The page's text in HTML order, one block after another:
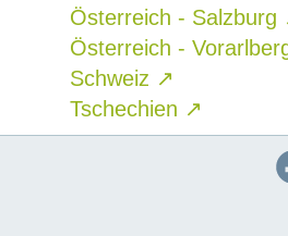
Österreich - Salzburg
Österreich -
Schweiz ↗
Tschechien ↗